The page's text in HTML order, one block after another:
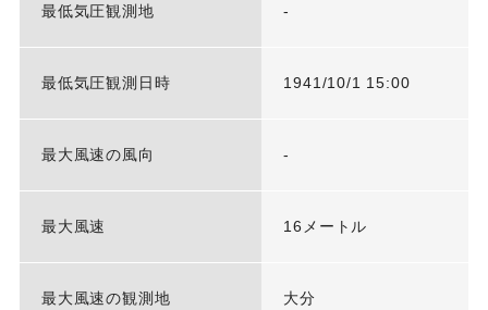
最低気圧観測地 -
最低気圧観測日時 1941/10/1 15:00
最大風速の風向 -
最大風速 16メートル
最大風速の観測地 大分